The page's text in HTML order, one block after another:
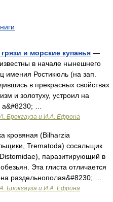
и морские купанья —
в начале нынешнего
имения Ростикюль (на зап.
в прекрасных свойствах
и золотуху, устроил на
а&#8230; …
Брокгауза и И.А. Ефрона
кровяная (Bilharzia
Trematoda) сосальщик
паразитирующий в
Эта глиста отличается
раздельнополая&#8230; …
Брокгауза и И.А. Ефрона